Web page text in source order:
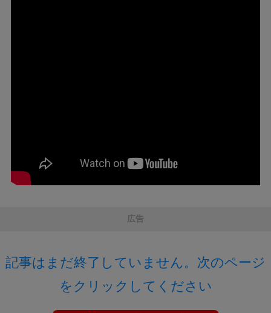
広告
記事はまだ終了していません。次のページ
をクリックしてください